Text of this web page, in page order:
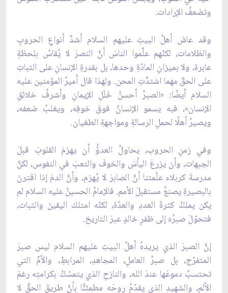
وتضعفُ الإرادات.
وقد عاشَ أهلُ البيتِ عليهم السلام أشدَّ أنواعِ الحروبِ
والظلامات، لكنّهم علَّموا الناسَ أنَّ النصرَ لا يُقاسُ بلحظةٍ
عابرة، ولا بميزانِ المادّةِ وحدها، بل بقدرةِ الإنسانِ على الثباتِ
على الحقّ مهما اشتدَّتِ المحن. ولهذا قال أميرُ المؤمنين عليه
السلام أيضًا: «الصبرُ أحسنُ خَلَلِ الإيمانِ وأشرفُ خلائقِ
الإنسان»، فبه يسمو الإنسانُ فوقَ خوفِه، ويغلبُ ضعفه،
ويصيرُ أهلًا لحملِ الرسالةِ ومواجهةِ الطغيان.
وفي زمنِ الحروب، يحاولُ العدوُّ أن يهزمَ القلوبَ قبلَ
الجبهات، وأن يزرعَ اليأسَ والخوفَ والتعبَ في النفوس، لكنَّ
مدرسةَ كربلاء علّمتنا أنَّ الصابرَ لا يُهزم، وأنَّ الدمَ إذا اقترنَ
بالبصيرةِ يصنعُ مستقبلَ الأمم. فالإمامُ الحسينُ عليه السلام لم
يكن يملكُ كثرةَ العددِ والعدّة، لكنّه امتلكَ اليقينَ والثبات،
فتحوّلَ صبرُه إلى ظفرٍ خالدٍ عبرَ التاريخ.
إنَّ الصبرَ الذي يريدهُ أهلُ البيتِ عليهم السلام ليس صبرَ
المتفرّج، بل صبرُ العاملِ، المجاهدِ، المرابطِ، والأمِّ التي
تحتسبُ دموعَها عندَ الله، والنازحِ الذي يتمسّكُ بكرامتِه رغمَ
الألم، والشهيدِ الذي يقدّمُ روحَه مطمئنًّا بأنَّ طريقَ الحقِّ لا